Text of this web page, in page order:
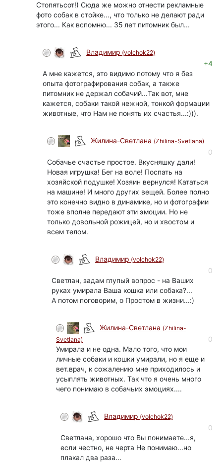
Стопятьсот!) Сюда же можно отнести рекламные
фото собак в стойке..., что только не делают ради
этого... Как вспомню... 35 лет питомник был...
Владимир (volchok22)
+4
А мне кажется, это видимо потому что я без
опыта фотографирования собак, а также
питомник не держал собачий...Так вот, мне
кажется, собаки такой нежной, тонкой формации
животные, что Нам не понять их счастья...:))).
Жилина-Светлана (Zhilina-Svetlana)
0
Собачье счастье простое. Вкусняшку дали!
Новая игрушка! Бег на воле! Поспать на
хозяйской подушке! Хозяин вернулся! Кататься
на машине! И много других вещей. Более полно
это конечно видно в динамике, но и фотографии
тоже вполне передают эти эмоции. Но не
только довольной рожицей, но и хвостом и
всем телом.
Владимир (volchok22)
0
Светлан, задам глупый вопрос - на Ваших
руках умирала Ваша кошка или собака?...
А потом поговорим, о Простом в жизни...:)
Жилина-Светлана (Zhilina-
Svetlana)
0
Умирала и не одна. Мало того, что мои
личные собаки и кошки умирали, но я еще и
вет.врач, к сожалению мне приходилось и
усыплять животных. Так что я очень много
чего понимаю в собачьих эмоциях....
Владимир (volchok22)
0
Светлана, хорошо что Вы понимаете...я,
если честно, не черта Не понимаю...но
плакал два раза...